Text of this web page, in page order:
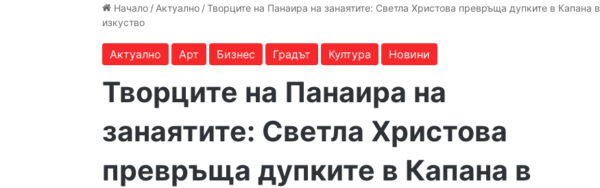
Начало / Актуално / Творците на Панаира на занаятите: Светла Христова превръща дупките в Капана в
изкуство
Актуално Арт Бизнес Градът Култура Новини
Творците на Панаира на
занаятите: Светла Христова
превръща дупките в Капана в